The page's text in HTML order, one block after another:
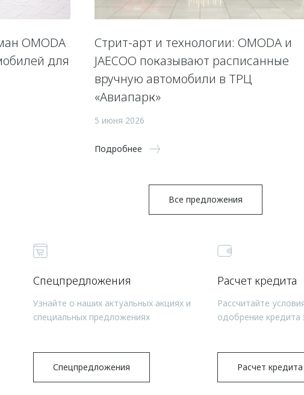
OMODA
для
Стрит-арт и технологии: OMODA и
JAECOO показывают расписанные
вручную автомобили в ТРЦ
«Авиапарк»
5 июня 2026
Подробнее
Все предложения
Спецпредложения
Узнайте о наших актуальных акциях и
специальных предложениях
Спецпредложения
Расчет кредита
Рассчитайте
одобрение кредита
Расчет кредита